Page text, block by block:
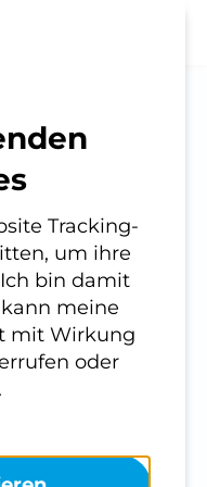
Tracking-
um ihre
bin damit
meine
mit Wirkung
oder
unsere
sowie
unserer